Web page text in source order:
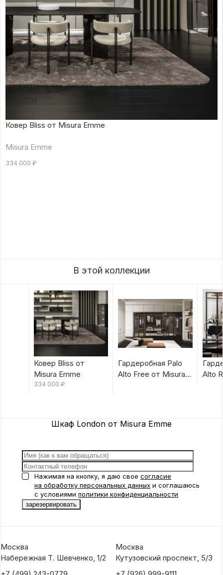
Ковер Bliss от Misura Emme
Misura Emme
334 000 ₽
В этой коллекции
Ковер Bliss от
Misura Emme
334 000 ₽
Гардеробная Palo
Alto Free от Misura
Alto
Шкаф London от Misura Emme
Нажимая на кнопку, я даю свое согласие
на обработку персональных данных и соглашаюсь
с условиями политики конфиденциальности
Москва
Набережная Т. Шевченко, 1/2
Москва
Кутузовский проспект, 5/3